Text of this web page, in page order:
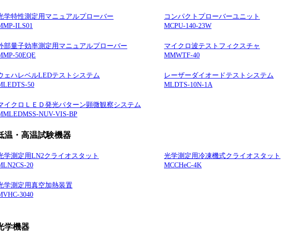
学特性測定用マニュアルプローバー
ILS01
コンパクトプローバーユニット
MCPU-140-23W
部量子効率測定用マニュアルプローバー
50EQE
マイクロ波テストフィクスチャ
MMWTF-40
ェハレベルLEDテストシステム
50
レーザーダイオードテストシステム
MLDTS-10N-1A
イクロＬＥＤ発光パターン顕微観察システム
NUV-VIS-BP
温・高温試験機器
学測定用LN2クライオスタット
20
光学測定用冷凍機式クライオスタット
MCCHeC-4K
学測定用真空加熱装置
3040
学機器